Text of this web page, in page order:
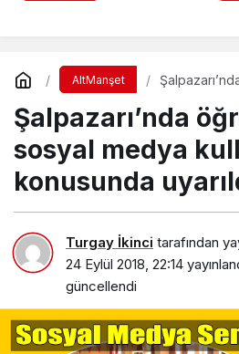
AltManşet
Şalpazarı’nda
sosyal medya
konusunda
Turgay İkinci tarafından
24 Eylül 2018, 22:14
güncellendi